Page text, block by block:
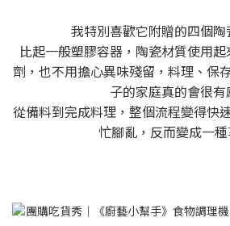
我特別喜歡它附贈的四個陶
比起一般塑膠容器，陶瓷材質使用
劑，也不用擔心異味殘留，料理、保
子的家庭真的會很有
從備料到完成料理，整個流程變得快
忙腳亂，反而變成一種